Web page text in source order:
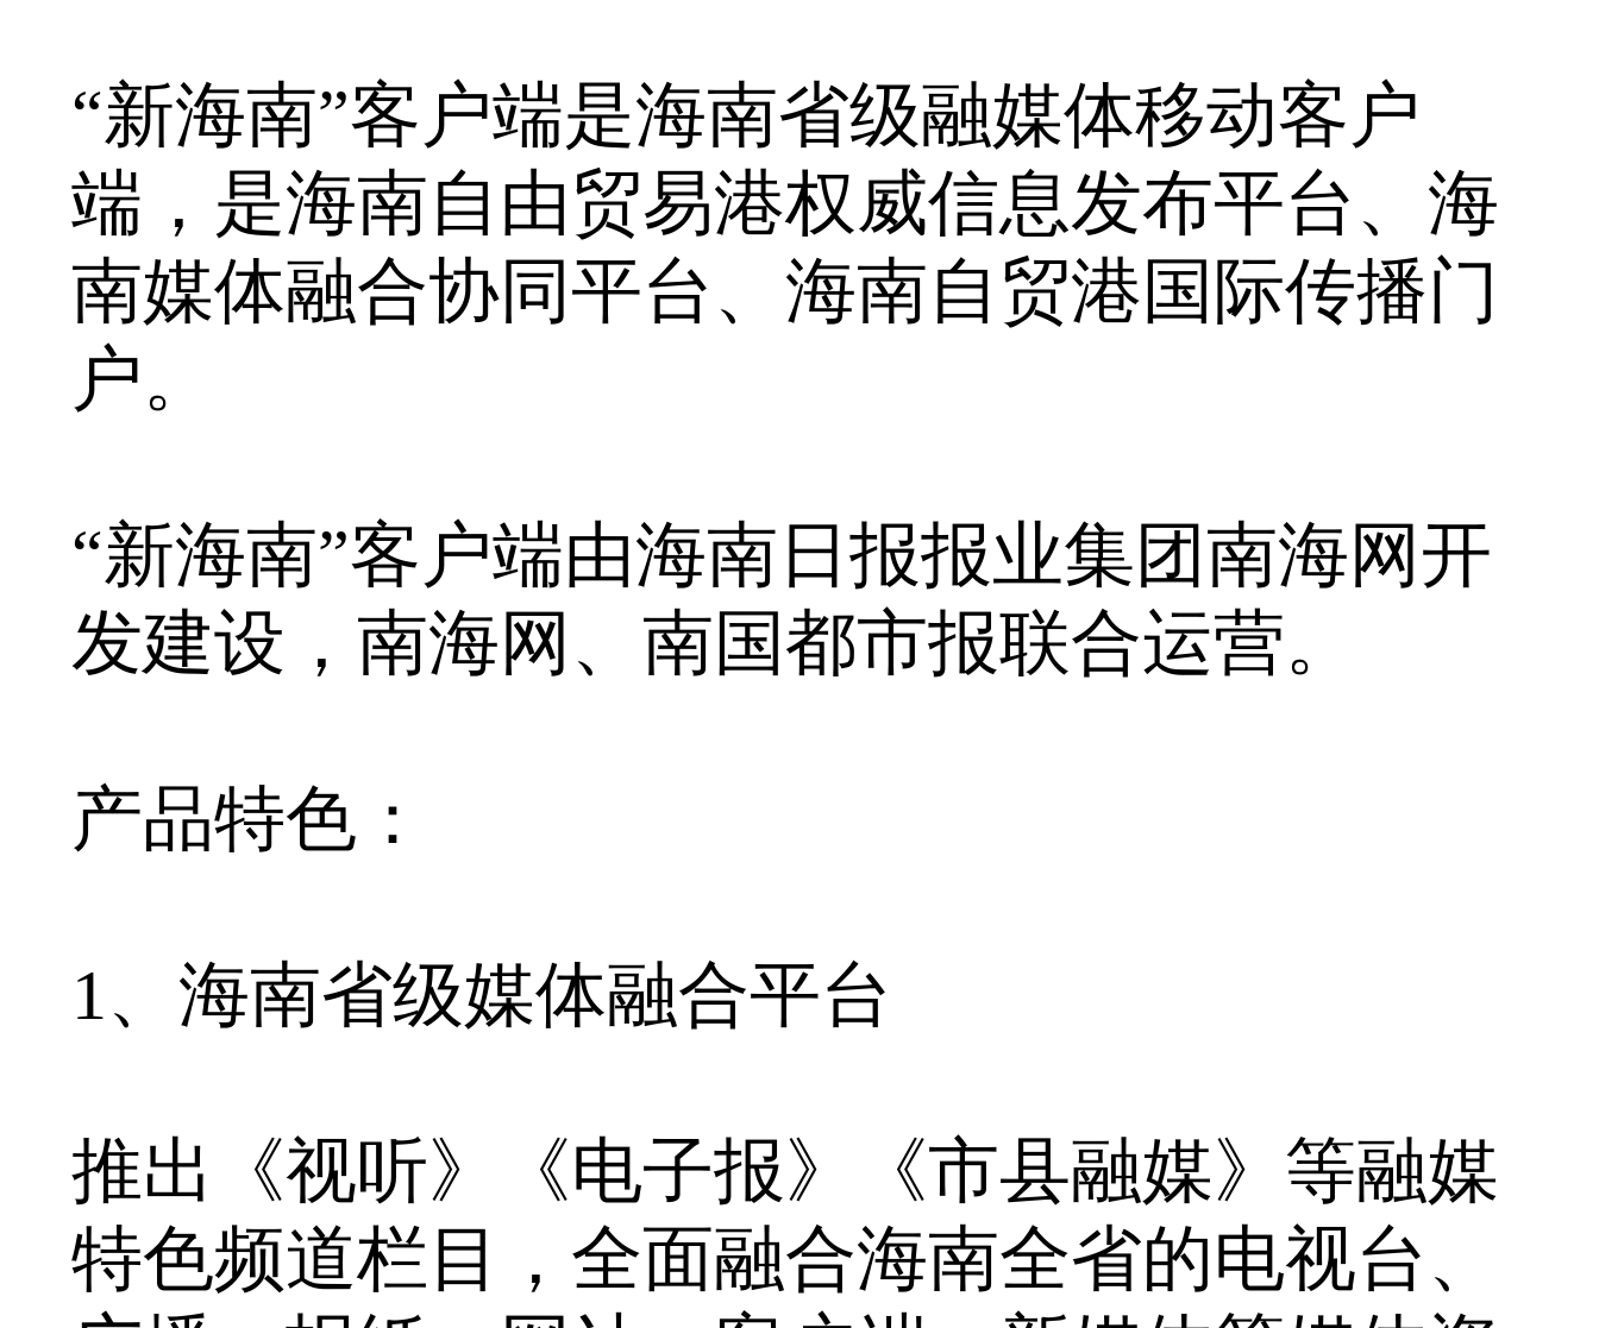
“新海南”客户端是海南省级融媒体移动客户
端，是海南自由贸易港权威信息发布平台、海
南媒体融合协同平台、海南自贸港国际传播门
户。
“新海南”客户端由海南日报报业集团南海网开
发建设，南海网、南国都市报联合运营。
产品特色：
1、海南省级媒体融合平台
推出《视听》《电子报》《市县融媒》等融媒
特色频道栏目，全面融合海南全省的电视台、